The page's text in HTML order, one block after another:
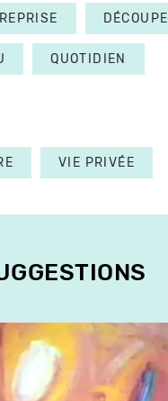
REPRISE DÉCOUPE
QUOTIDIEN
VIE PRIVÉE